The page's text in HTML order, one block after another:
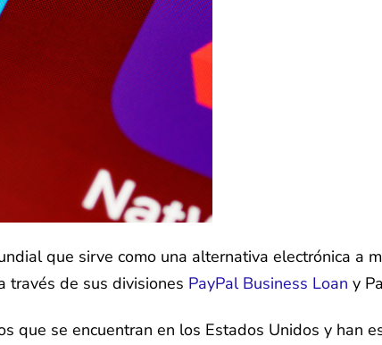
que sirve como una alternativa electrónica a
través de sus divisiones PayPal Business Loan y
que se encuentran en los Estados Unidos y han